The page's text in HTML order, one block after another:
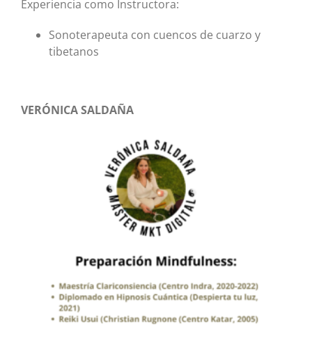
Experiencia como Instructora:
Sonoterapeuta con cuencos de cuarzo y
tibetanos
VERÓNICA SALDAÑA